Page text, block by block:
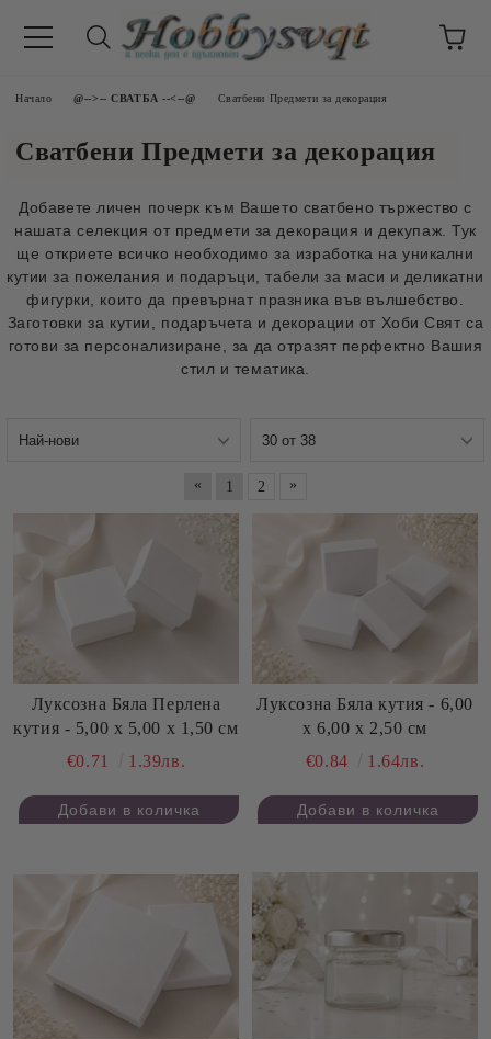
Начало @-->-- СВАТБА --<--@ Сватбени Предмети за декорация
Сватбени Предмети за декорация
Добавете личен почерк към Вашето сватбено тържество с
нашата селекция от предмети за декорация и декупаж. Тук
ще откриете всичко необходимо за изработка на уникални
кутии за пожелания и подаръци, табели за маси и деликатни
фигурки, които да превърнат празника във вълшебство.
Заготовки за кутии, подаръчета и декорации от Хоби Свят са
готови за персонализиране, за да отразят перфектно Вашия
стил и тематика.
« 1 2 »
Луксозна Бяла Перлена
кутия - 5,00 х 5,00 х 1,50 см
€0.71
1.39лв.
Луксозна Бяла кутия - 6,00
х 6,00 х 2,50 см
€0.84
1.64лв.